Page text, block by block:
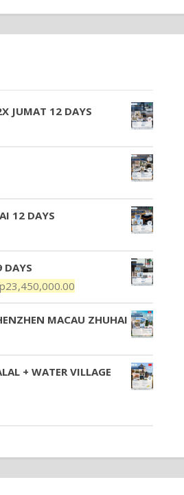
JUMAT 12 DAYS
12 DAYS
DAYS
23,450,000.00
MACAU ZHUHAI
+ WATER VILLAGE